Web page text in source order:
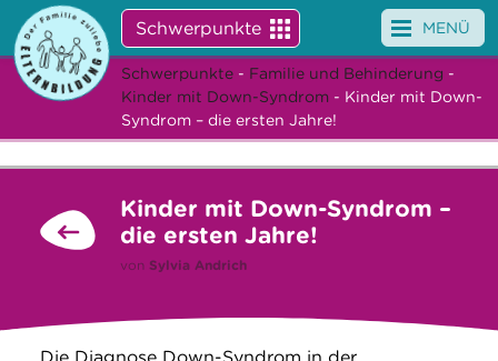
Schwerpunkte
Angebote
Veranstaltungen
Service
Suche
MENÜ
Schwerpunkte - Familie und Behinderung -
Kinder mit Down-Syndrom - Kinder mit Down-
Syndrom – die ersten Jahre!
Kinder mit Down-Syndrom –
die ersten Jahre!
von Sylvia Andrich